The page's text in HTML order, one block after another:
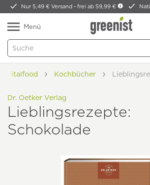
Nur 5,49 € Versand -frei ab 59,99 €
Menü
Vitalfood Kochbücher
Dr. Oetker Verlag
Lieblingsrezepte:
Schokolade